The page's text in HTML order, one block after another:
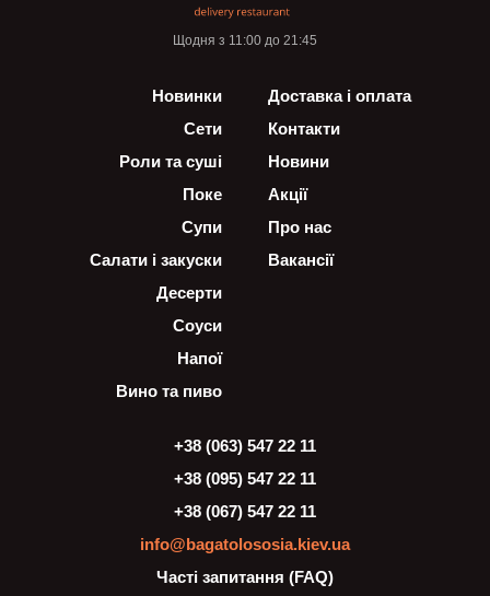
Щодня з 11:00 до 21:45
Новинки
Сети
Роли та суші
Поке
Супи
Салати і закуски
Десерти
Соуси
Напої
Вино та пиво
Доставка і оплата
Контакти
Новини
Акції
Про нас
Вакансії
+38 (063) 547 22 11
+38 (095) 547 22 11
+38 (067) 547 22 11
info@bagatolososia.kiev.ua
Часті запитання (FAQ)